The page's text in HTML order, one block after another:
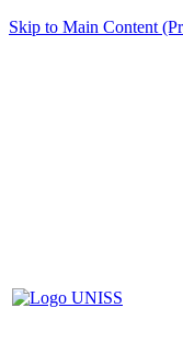
Skip to Main Content